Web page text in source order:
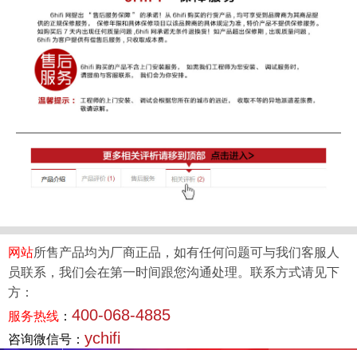
网站所售产品均为厂商正品，如有任何问题可与我们客服人
员联系，我们会在第一时间跟您沟通处理。联系方式请见下
方：
服务热线 ： 400-068-4885
咨询微信号： ychifi